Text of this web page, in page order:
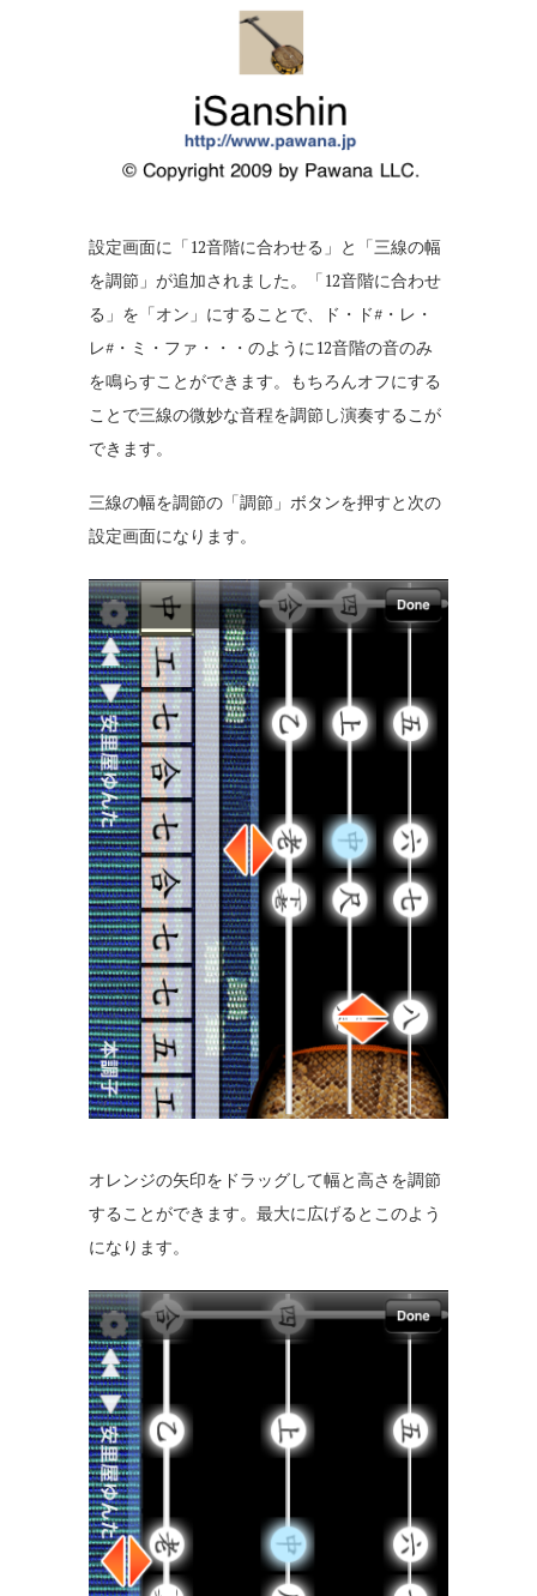
設定画面に「12音階に合わせる」と「三線の幅
を調節」が追加されました。「12音階に合わせ
る」を「オン」にすることで、ド・ド#・レ・
レ#・ミ・ファ・・・のように12音階の音のみ
を鳴らすことができます。もちろんオフにする
ことで三線の微妙な音程を調節し演奏するこが
できます。
三線の幅を調節の「調節」ボタンを押すと次の
設定画面になります。
オレンジの矢印をドラッグして幅と高さを調節
することができます。最大に広げるとこのよう
になります。